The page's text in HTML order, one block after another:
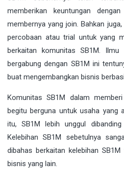
memberikan keuntungan
membernya yang join. Bahkan
percobaan atau trial untuk yang
berkaitan komunitas SB1M.
bergabung dengan SB1M ini
buat mengembangkan bisnis
Komunitas SB1M dalam
begitu berguna untuk usaha yang
itu, SB1M lebih unggul
Kelebihan SB1M sebetulnya
dibahas berkaitan kelebihan
bisnis yang lain.